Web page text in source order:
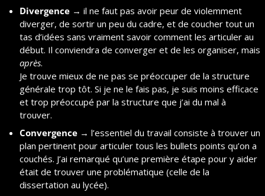
Divergence → il ne faut pas avoir peur de violemment
diverger, de sortir un peu du cadre, et de coucher tout un
tas d’idées sans vraiment savoir comment les articuler au
après.
Je trouve mieux de ne pas se préoccuper de la structure
générale trop tôt. Si je ne le fais pas, je suis moins efficace
et trop préoccupé par la structure que j’ai du mal à
trouver.
Convergence → l’essentiel du travail consiste à trouver un
plan pertinent pour articuler tous les bullets points qu’on a
couchés. J’ai remarqué qu’une première étape pour y aider
était de trouver une problématique (celle de la
dissertation au lycée).